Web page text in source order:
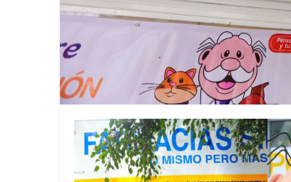
Innovación y
Iberostar y Redexis
Visit Oakland dio a
Celebra Lufthansa 60
Regresa la Feria
CONEXSTUR